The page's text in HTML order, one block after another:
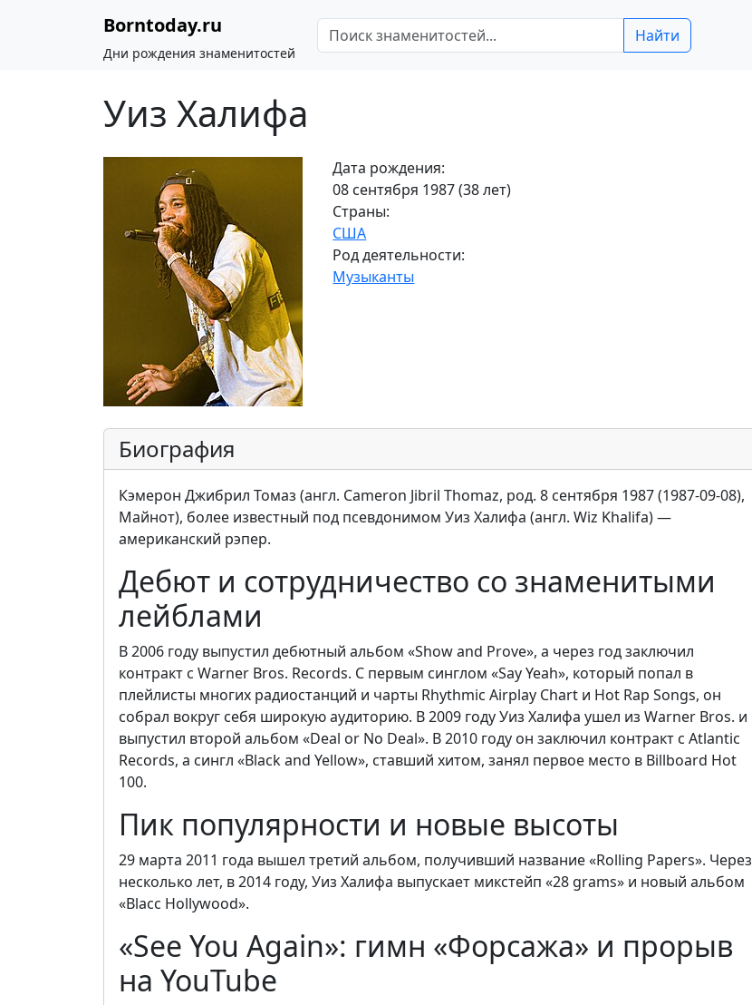
Borntoday.ru
Дни рождения знаменитостей
Найти
Уиз Халифа
Дата рождения:
08 сентября 1987 (38 лет)
Страны:
США
Род деятельности:
Музыканты
Биография
Кэмерон Джибрил Томаз (англ. Cameron Jibril Thomaz, род. 8 сентября 1987 (1987-09-08),
Майнот), более известный под псевдонимом Уиз Халифа (англ. Wiz Khalifa) —
американский рэпер.
Дебют и сотрудничество со знаменитыми
лейблами
В 2006 году выпустил дебютный альбом «Show and Prove», а через год заключил
контракт с Warner Bros. Records. С первым синглом «Say Yeah», который попал в
плейлисты многих радиостанций и чарты Rhythmic Airplay Chart и Hot Rap Songs, он
собрал вокруг себя широкую аудиторию. В 2009 году Уиз Халифа ушел из Warner Bros. и
выпустил второй альбом «Deal or No Deal». В 2010 году он заключил контракт с Atlantic
Records, а сингл «Black and Yellow», ставший хитом, занял первое место в Billboard Hot
100.
Пик популярности и новые высоты
29 марта 2011 года вышел третий альбом, получивший название «Rolling Papers». Через
несколько лет, в 2014 году, Уиз Халифа выпускает микстейп «28 grams» и новый альбом
«Blacc Hollywood».
«See You Again»: гимн «Форсажа» и прорыв
на YouTube